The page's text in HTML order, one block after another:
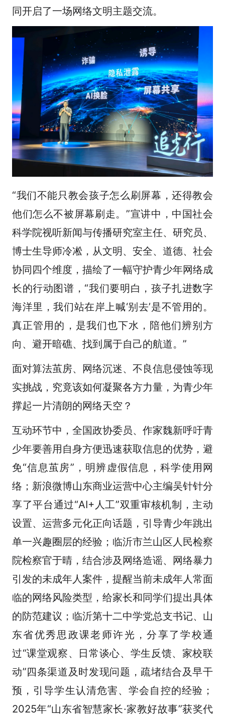
同开启了一场网络文明主题交流。
“我们不能只教会孩子怎么刷屏幕，还得教会
他们怎么不被屏幕刷走。”宣讲中，中国社会
科学院视听新闻与传播研究室主任、研究员、
博士生导师冷凇，从文明、安全、道德、社会
协同四个维度，描绘了一幅守护青少年网络成
长的行动图谱，“我们要明白，孩子扎进数字
海洋里，我们站在岸上喊‘别去’是不管用的。
真正管用的，是我们也下水，陪他们辨别方
向、避开暗礁、找到属于自己的航道。”
面对算法茧房、网络沉迷、不良信息侵蚀等现
实挑战，究竟该如何凝聚各方力量，为青少年
撑起一片清朗的网络天空？
互动环节中，全国政协委员、作家魏新呼吁青
少年要善用自身方便迅速获取信息的优势，避
免“信息茧房”，明辨虚假信息，科学使用网
络；新浪微博山东商业运营中心主编吴针针分
享了平台通过“AI+人工”双重审核机制，主动
设置、运营多元化正向话题，引导青少年跳出
单一兴趣圈层的经验；临沂市兰山区人民检察
院检察官于晴，结合涉及网络造谣、网络暴力
引发的未成年人案件，提醒当前未成年人常面
临的网络风险类型，给家长和同学们提出具体
的防范建议；临沂第十二中学党总支书记、山
东省优秀思政课老师许光，分享了学校通
过“课堂观察、日常谈心、学生反馈、家校联
动”四条渠道及时发现问题，疏堵结合及早干
预，引导学生认清危害、学会自控的经验；
2025年“山东省智慧家长·家教好故事”获奖代